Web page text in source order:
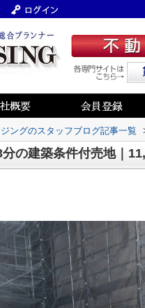
ングのスタッフブログ記事一覧
の建築条件付売地｜